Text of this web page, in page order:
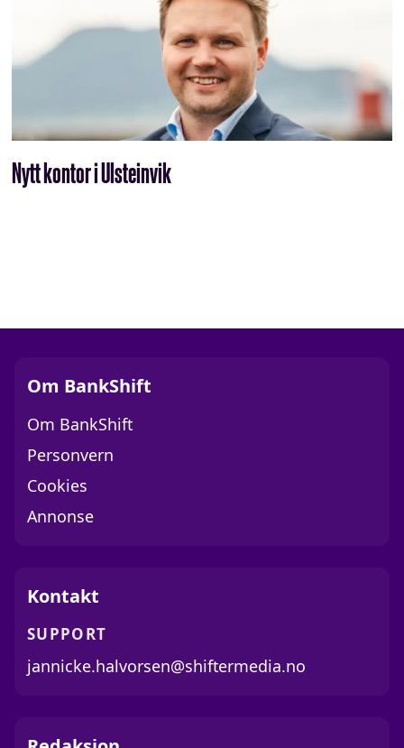
Nytt kontor i Ulsteinvik
Om BankShift
Om BankShift
Personvern
Cookies
Annonse
Kontakt
SUPPORT
jannicke.halvorsen@shiftermedia.no